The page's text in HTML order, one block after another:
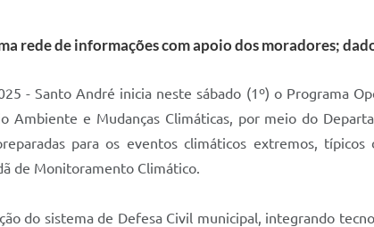
rede de informações com apoio dos moradores;
- Santo André inicia neste sábado (1º) o Programa
Ambiente e Mudanças Climáticas, por meio do
para os eventos climáticos extremos,
de Monitoramento Climático.
do sistema de Defesa Civil municipal, integrando